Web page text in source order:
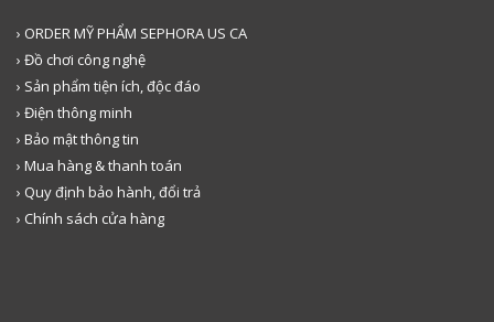
› ORDER MỸ PHẨM SEPHORA US CA
› Đồ chơi công nghệ
› Sản phẩm tiện ích, độc đáo
› Điện thông minh
› Bảo mật thông tin
› Mua hàng & thanh toán
› Quy định bảo hành, đổi trả
› Chính sách cửa hàng